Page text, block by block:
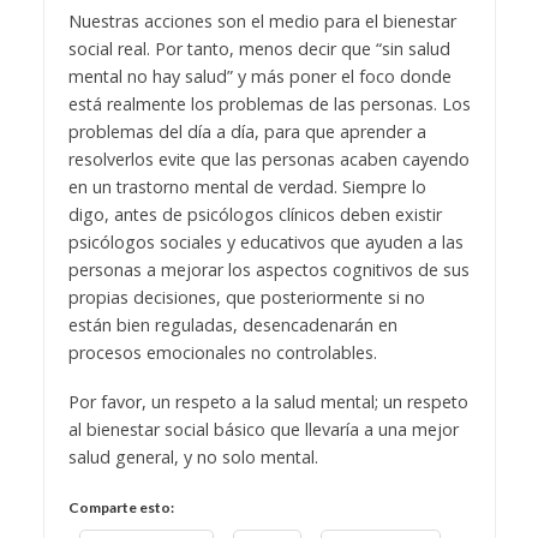
Nuestras acciones son el medio para el bienestar
social real. Por tanto, menos decir que “sin salud
mental no hay salud” y más poner el foco donde
está realmente los problemas de las personas. Los
problemas del día a día, para que aprender a
resolverlos evite que las personas acaben cayendo
en un trastorno mental de verdad. Siempre lo
digo, antes de psicólogos clínicos deben existir
psicólogos sociales y educativos que ayuden a las
personas a mejorar los aspectos cognitivos de sus
propias decisiones, que posteriormente si no
están bien reguladas, desencadenarán en
procesos emocionales no controlables.
Por favor, un respeto a la salud mental; un respeto
al bienestar social básico que llevaría a una mejor
salud general, y no solo mental.
Comparte esto: